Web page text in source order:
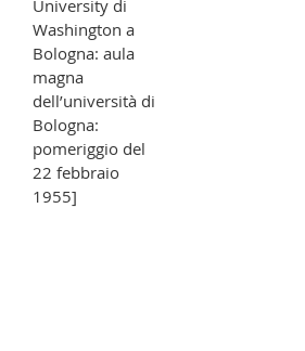
University di
Washington a
Bologna: aula
magna
dell’università di
Bologna:
pomeriggio del
22 febbraio
1955]